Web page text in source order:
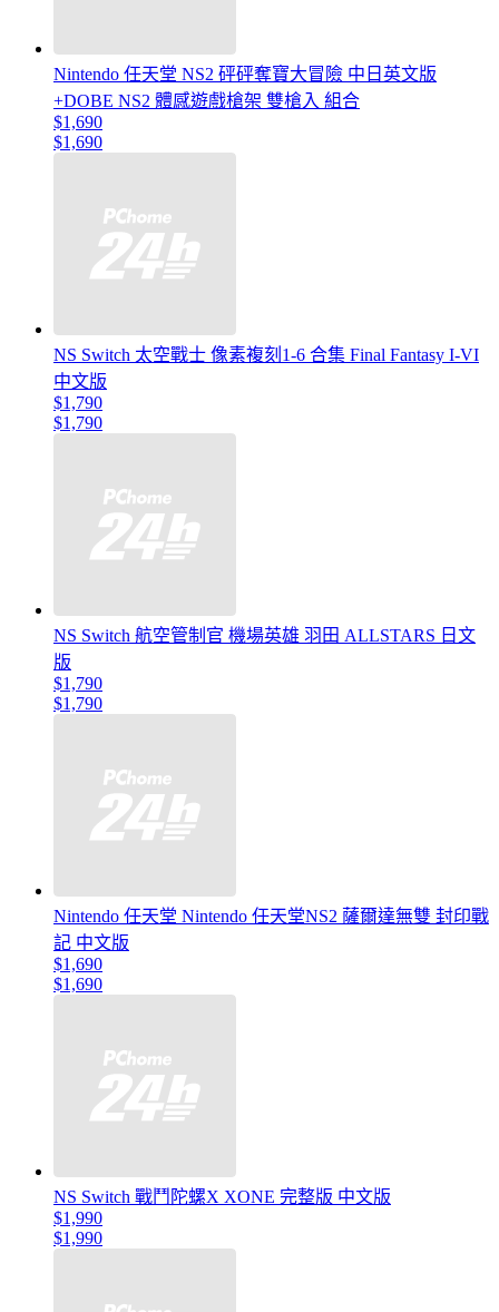
Nintendo 任天堂 NS2 砰砰奪寶大冒險 中日英文版
+DOBE NS2 體感遊戲槍架 雙槍入 組合
$1,690
$1,690
NS Switch 太空戰士 像素複刻1-6 合集 Final Fantasy I-VI
中文版
$1,790
$1,790
NS Switch 航空管制官 機場英雄 羽田 ALLSTARS 日文
版
$1,790
$1,790
Nintendo 任天堂 Nintendo 任天堂NS2 薩爾達無雙 封印戰
記 中文版
$1,690
$1,690
NS Switch 戰鬥陀螺X XONE 完整版 中文版
$1,990
$1,990